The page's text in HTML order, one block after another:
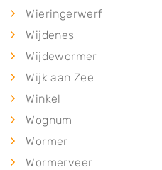
Wieringerwerf
Wijdenes
Wijdewormer
Wijk aan Zee
Winkel
Wognum
Wormer
Wormerveer